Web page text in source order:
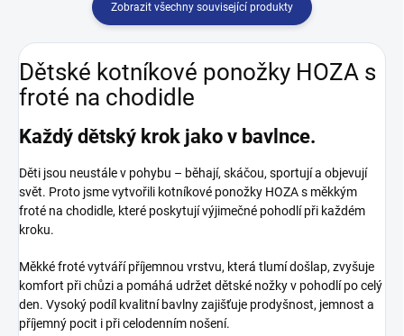
Zobrazit všechny související produkty
Dětské kotníkové ponožky HOZA s
froté na chodidle
Každý dětský krok jako v bavlnce.
Děti jsou neustále v pohybu – běhají, skáčou, sportují a objevují
svět. Proto jsme vytvořili kotníkové ponožky HOZA s měkkým
froté na chodidle, které poskytují výjimečné pohodlí při každém
kroku.
Měkké froté vytváří příjemnou vrstvu, která tlumí došlap, zvyšuje
komfort při chůzi a pomáhá udržet dětské nožky v pohodlí po celý
den. Vysoký podíl kvalitní bavlny zajišťuje prodyšnost, jemnost a
příjemný pocit i při celodenním nošení.